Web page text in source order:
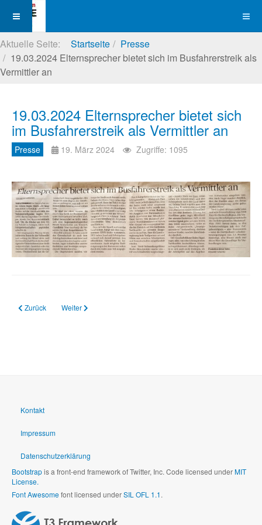
Aktuelle Seite: Startseite
Presse
19.03.2024 Elternsprecher bietet sich im Busfahrerstreik als
Vermittler an
19.03.2024 Elternsprecher bietet sich
im Busfahrerstreik als Vermittler an
Presse 19. März 2024 Zugriffe: 1095
Vorheriger Beitrag: 21.03.2024 Förderschulverordnung der
Zurück Nächster Beitrag: 19.03.2024 Lösung für Ende des Streiks der
Weiter
Kontakt
Impressum
Datenschutzerklärung
Bootstrapis a front-end framework of Twitter, Inc. Code licensed underMIT
License.
Font Awesomefont licensed underSIL OFL 1.1.